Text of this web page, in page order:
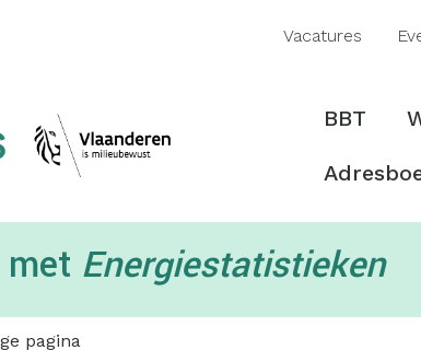
Vacatures
BBT
Energiestatistieken
pagina